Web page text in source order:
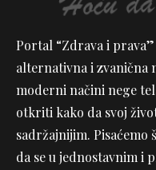
Portal “Zdrava i
alternativna i zvanična
moderni načini nege
otkriti kako da svoj
sadržajnijim. Pisaćemo
da se u jednostavnim i